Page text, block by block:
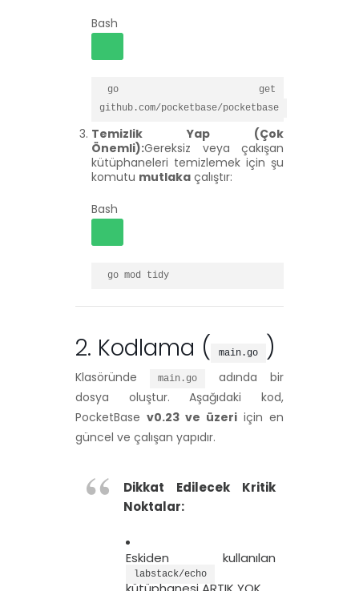
Bash
go get
github.com/pocketbase/pocketbase
Temizlik Yap (Çok
Önemli):Gereksiz veya çakışan
kütüphaneleri temizlemek için şu
komutu mutlaka çalıştır:
Bash
go mod tidy
2. Kodlama ( main.go )
Klasöründe main.go
adında bir
dosya oluştur. Aşağıdaki kod,
PocketBase v0.23 ve üzeri için en
güncel ve çalışan yapıdır.
Dikkat Edilecek Kritik
Noktalar:
Eskiden kullanılan
labstack/echo